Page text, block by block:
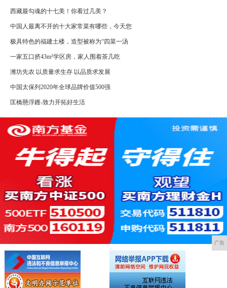
西藏最勾魂的十七美！你看过几美？
中国人最离不开的十大家常菜有哪些，今天您
极具特色的福建土楼，造型被称为“四菜一汤
一家五口挤43m²学区房，家人围着茶几吃
潍坊先农 以质量求生存 以品质求发展
中国太保列2020年全球品牌价值500强
匡橋懸浮鑊-致力开拓好生活
广告